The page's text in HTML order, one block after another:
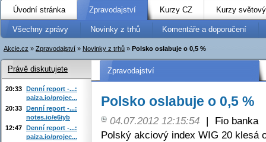
Úvodní stránka Zpravodajství Kurzy CZ Kurzy
Všechny zprávy Novinky z trhů Komentáře a doporučení
Akcie.cz » Zpravodajství » Novinky z trhů » Polsko oslabuje o 0,5 %
Zpravodajství
Polsko oslabuje o 0,5 %
04.07.2012 12:15:54 |
Fio banka
Polský akciový index WIG 20 klesá
Právě diskutujete
20:33 Denní report -...:
paiza.io/projec...
20:33 Denní report -...:
notes.io/e6iyb
12:47 Denní report -...:
paiza.io/projec...